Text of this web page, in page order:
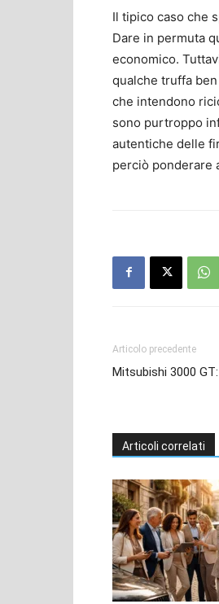
Il tipico caso che
Dare in permuta
economico.
qualche truffa
che intendono
sono purtroppo
autentiche delle
perciò ponderare
Articolo precedente
Mitsubishi 3000
Articoli correlati